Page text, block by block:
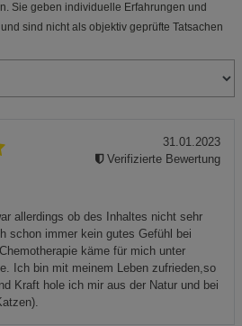
Sie geben individuelle Erfahrungen und
sind nicht als objektiv geprüfte Tatsachen
allerdings ob des Inhaltes nicht sehr
schon immer kein gutes Gefühl bei
käme für mich unter
Ich bin mit meinem Leben zufrieden,so
Kraft hole ich mir aus der Natur und bei
31.01.2023
Verifizierte Bewertung